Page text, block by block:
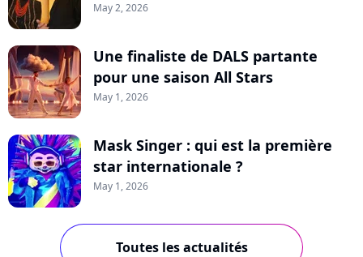
May 2, 2026
Une finaliste de DALS partante
pour une saison All Stars
May 1, 2026
Mask Singer : qui est la première
star internationale ?
May 1, 2026
Toutes les actualités